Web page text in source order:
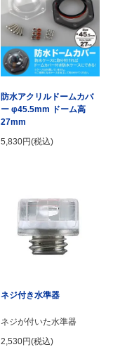
防水アクリルドームカバ
ー φ45.5mm ドーム高
27mm
5,830円(税込)
ネジ付き水準器
ネジが付いた水準器
2,530円(税込)